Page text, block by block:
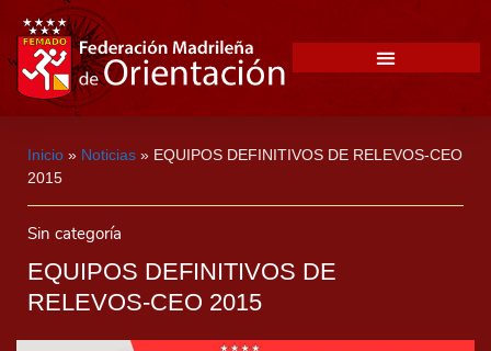
Inicio » Noticias » EQUIPOS DEFINITIVOS DE RELEVOS-CEO
2015
Sin categoría
EQUIPOS DEFINITIVOS DE
RELEVOS-CEO 2015